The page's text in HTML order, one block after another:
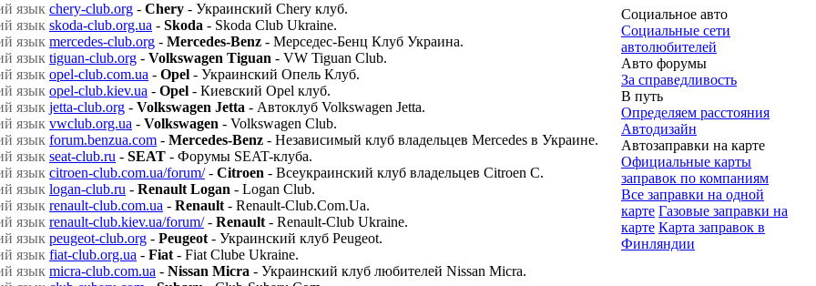
chery-club.org - Chery - Украинский Chery клуб.
skoda-club.org.ua - Skoda - Skoda Club Ukraine.
mercedes-club.org - Mercedes-Benz - Мерседес-Бенц Клуб Украина.
tiguan-club.org - Volkswagen Tiguan - VW Tiguan Club.
opel-club.com.ua - Opel - Украинский Опель Клуб.
opel-club.kiev.ua - Opel - Киевский Opel клуб.
jetta-club.org - Volkswagen Jetta - Автоклуб Volkswagen Jetta.
vwclub.org.ua - Volkswagen - Volkswagen Club.
forum.benzua.com - Mercedes-Benz - Независимый клуб владельцев Mercedes в Украине.
seat-club.ru - SEAT - Форумы SEAT-клуба.
citroen-club.com.ua/forum/- Citroen - Всеукраинский клуб владельцев Citroen C.
logan-club.ru - Renault Logan - Logan Club.
renault-club.com.ua - Renault - Renault-Club.Com.Ua.
renault-club.kiev.ua/forum/- Renault - Renault-Club Ukraine.
peugeot-club.org - Peugeot - Украинский клуб Peugeot.
fiat-club.org.ua - Fiat - Fiat Clube Ukraine.
micra-club.com.ua - Nissan Micra - Украинский клуб любителей Nissan Micra.
Социальное авто
Социальные сети
автолюбителей
Авто форумы
За справедливость
В путь
Определяем расстояния
Автодизайн
Автозаправки на карте
Официальные карты
заправок по компаниям
Все заправки на одной
карте Газовые заправки на
карте Карта заправок в
Финляндии